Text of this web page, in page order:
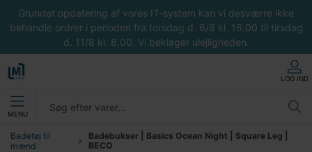
Grundet opdatering af vores IT-system kan vi desværre ikke
behandle ordrer i perioden fra torsdag d. 6/8 kl. 16.00 til tirsdag
d. 11/8 kl. 8.00. Vi beklager ulejligheden.
LOG IND
MENU
Badetøj til
mænd
Badebukser | Basics Ocean Night | Square Leg |
BECO